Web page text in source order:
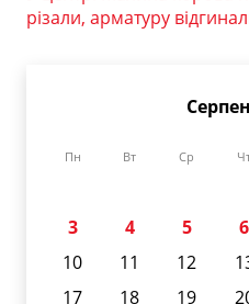
різали, арматуру
Пн Вт Ср
3
4 5 6
10
11 12
17
18 19